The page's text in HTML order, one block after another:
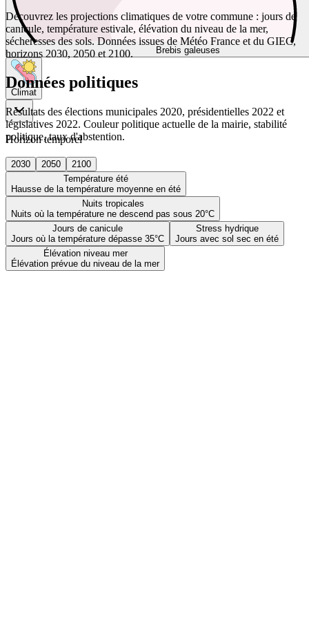
Brebis galeuses
Climat
Horizon temporel
2030 2050
2100
Température été
Hausse de la température moyenne en été
Nuits tropicales
Nuits où la température ne descend pas sous 20°C
Jours de canicule
Jours où la température dépasse 35°C
Stress hydrique
Jours avec sol sec en été
Élévation niveau mer
Élévation prévue du niveau de la mer
Découvrez les projections climatiques de votre commune : jours de
canicule, température estivale, élévation du niveau de la mer,
sécheresses des sols. Données issues de Météo France et du GIEC,
horizons 2030, 2050 et 2100.
Données politiques
Résultats des élections municipales 2020, présidentielles 2022 et
législatives 2022. Couleur politique actuelle de la mairie, stabilité
politique, taux d'abstention.